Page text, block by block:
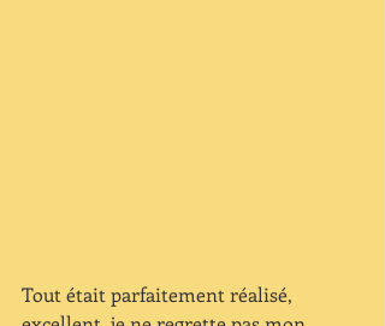
Tout était parfaitement réalisé,